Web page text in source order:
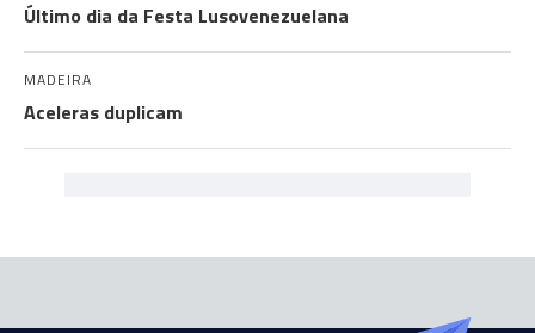
Último dia da Festa Lusovenezuelana
MADEIRA
Aceleras duplicam